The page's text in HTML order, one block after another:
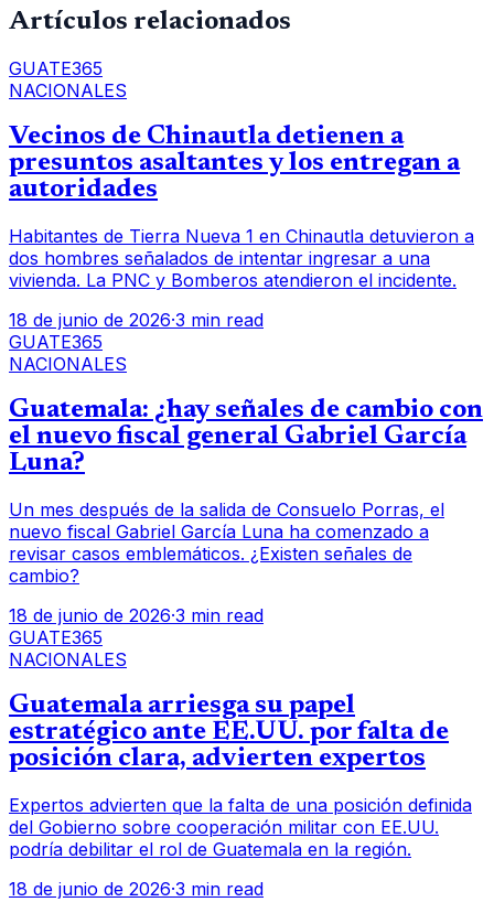
Artículos relacionados
GUATE365
NACIONALES
Vecinos de Chinautla detienen a
presuntos asaltantes y los entregan a
autoridades
Habitantes de Tierra Nueva 1 en Chinautla detuvieron a
dos hombres señalados de intentar ingresar a una
vivienda. La PNC y Bomberos atendieron el incidente.
18 de junio de 2026·3 min read
GUATE365
NACIONALES
Guatemala: ¿hay señales de cambio con
el nuevo fiscal general Gabriel García
Luna?
Un mes después de la salida de Consuelo Porras, el
nuevo fiscal Gabriel García Luna ha comenzado a
revisar casos emblemáticos. ¿Existen señales de
cambio?
18 de junio de 2026·3 min read
GUATE365
NACIONALES
Guatemala arriesga su papel
estratégico ante EE.UU. por falta de
posición clara, advierten expertos
Expertos advierten que la falta de una posición definida
del Gobierno sobre cooperación militar con EE.UU.
podría debilitar el rol de Guatemala en la región.
18 de junio de 2026·3 min read